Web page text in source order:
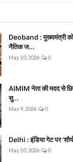
Deoband : मुख्यमंत्री
नैतिक ज...
May 10, 2026 0
AIMIM नेता की मदद से
सु...
May 9, 2026 0
Delhi : इंडिया गेट पर
May 10, 2026 0